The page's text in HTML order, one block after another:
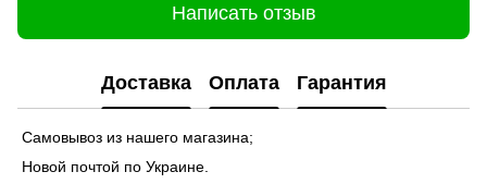
Написать отзыв
Доставка Оплата Гарантия
Самовывоз из нашего магазина;
Новой почтой по Украине.